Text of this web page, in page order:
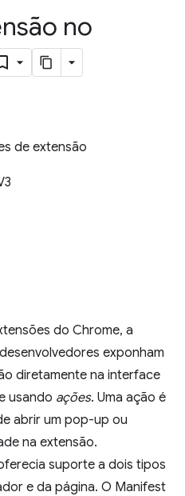
no
de extensão
do Chrome, a
exponham
diretamente na interface
usando ações. Uma ação é
abrir um pop-up ou
na extensão.
suporte a dois tipos
e da página. O Manifest